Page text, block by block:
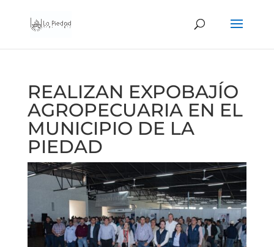
REALIZAN EXPOBAJÍO
AGROPECUARIA EN EL
MUNICIPIO DE LA
PIEDAD